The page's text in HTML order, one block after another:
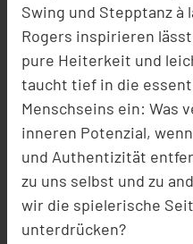
Swing und Stepptanz à
Rogers inspirieren
pure Heiterkeit und
taucht tief in die
Menschseins ein: Was
inneren Potenzial,
und Authentizität
zu uns selbst und zu
wir die spielerische
unterdrücken?